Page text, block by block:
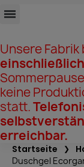
Unsere
keine
statt.
erreichbar.
Startseite
Duschgel